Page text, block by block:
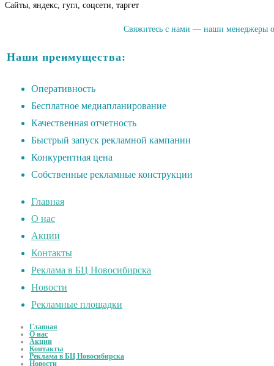
Сайты, яндекс, гугл, соцсети, таргет
Свяжитесь с нами — наши менеджеры
Наши преимущества:
Оперативность
Бесплатное медиапланирование
Качественная отчетность
Быстрый запуск рекламной кампании
Конкурентная цена
Собственные рекламные конструкции
Главная
О нас
Акции
Контакты
Реклама в БЦ Новосибирска
Новости
Рекламные площадки
Главная
О нас
Акции
Контакты
Реклама в БЦ Новосибирска
Новости